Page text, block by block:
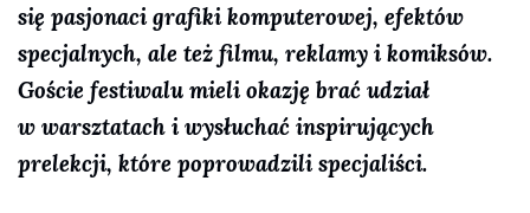
się pasjonaci grafiki komputerowej, efektów
specjalnych, ale też filmu, reklamy i komiksów.
Goście festiwalu mieli okazję brać udział
w warsztatach i wysłuchać inspirujących
prelekcji, które poprowadzili specjaliści.